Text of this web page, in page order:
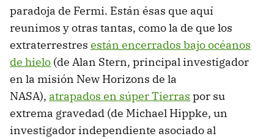
paradoja de Fermi. Están ésas que aquí
reunimos y otras tantas, como la de que los
extraterrestres están encerrados bajo océanos
de hielo (de Alan Stern, principal investigador
en la misión New Horizons de la
NASA), atrapados en súper Tierras por su
extrema gravedad (de Michael Hippke, un
investigador independiente asociado al